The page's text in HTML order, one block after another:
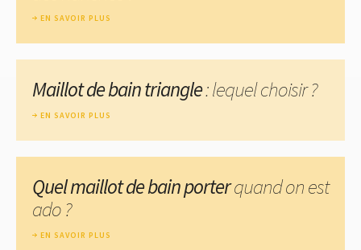
EN SAVOIR PLUS
Maillot de bain triangle: lequel choisir ?
EN SAVOIR PLUS
Quel maillot de bain porterquand on est
ado ?
EN SAVOIR PLUS